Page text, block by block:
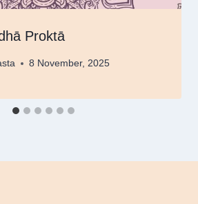
Proktā
8 November, 2025